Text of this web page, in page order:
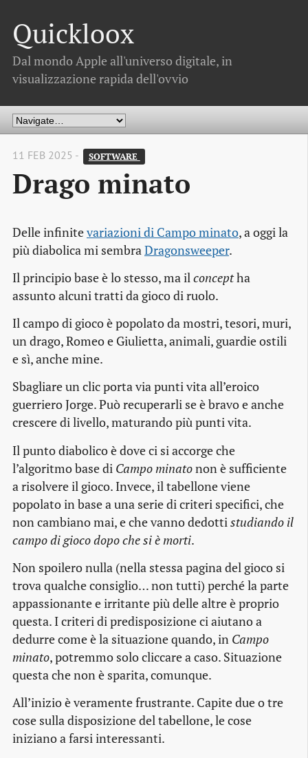
Quickloox
Dal mondo Apple all'universo digitale, in
visualizzazione rapida dell'ovvio
11 FEB 2025 - SOFTWARE
Drago minato
Delle infinitevariazioni di Campo minato, a oggi la
più diabolica mi sembraDragonsweeper.
Il principio base è lo stesso, ma ilconceptha
assunto alcuni tratti da gioco di ruolo.
Il campo di gioco è popolato da mostri, tesori, muri,
un drago, Romeo e Giulietta, animali, guardie ostili
e sì, anche mine.
Sbagliare un clic porta via punti vita all’eroico
guerriero Jorge. Può recuperarli se è bravo e anche
crescere di livello, maturando più punti vita.
Il punto diabolico è dove ci si accorge che
l’algoritmo base di Campo minatonon è sufficiente
a risolvere il gioco. Invece, il tabellone viene
popolato in base a una serie di criteri specifici, che
non cambiano mai, e che vanno dedotti studiando il
campo di gioco dopo che si è morti.
Non spoilero nulla (nella stessa pagina del gioco si
trova qualche consiglio… non tutti) perché la parte
appassionante e irritante più delle altre è proprio
questa. I criteri di predisposizione ci aiutano a
dedurre come è la situazione quando, in Campo
minato, potremmo solo cliccare a caso. Situazione
questa che non è sparita, comunque.
All’inizio è veramente frustrante. Capite due o tre
cose sulla disposizione del tabellone, le cose
iniziano a farsi interessanti.